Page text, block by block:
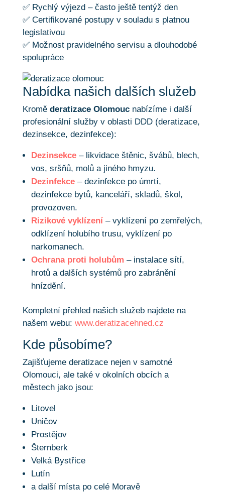
✅ Rychlý výjezd – často ještě tentýž den
✅ Certifikované postupy v souladu s platnou
legislativou
✅ Možnost pravidelného servisu a dlouhodobé
spolupráce
Nabídka našich dalších služeb
Kromě deratizace Olomoucnabízíme i další
profesionální služby v oblasti DDD (deratizace,
dezinsekce, dezinfekce):
Dezinsekce– likvidace štěnic, švábů, blech,
vos, sršňů, molů a jiného hmyzu.
Dezinfekce– dezinfekce po úmrtí,
dezinfekce bytů, kanceláří, skladů, škol,
provozoven.
Rizikové vyklízení– vyklízení po zemřelých,
odklízení holubího trusu, vyklízení po
narkomanech.
Ochrana proti holubům – instalace sítí,
hrotů a dalších systémů pro zabránění
hnízdění.
Kompletní přehled našich služeb najdete na
našem webu: www.deratizacehned.cz
Kde působíme?
Zajišťujeme deratizace nejen v samotné
Olomouci, ale také v okolních obcích a
městech jako jsou:
Litovel
Uničov
Prostějov
Šternberk
Velká Bystřice
Lutín
a další místa po celé Moravě